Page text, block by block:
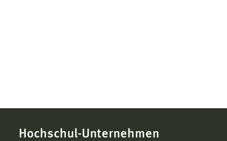
Hochschul-Unternehmen